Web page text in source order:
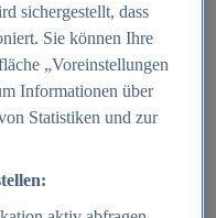
sichergestellt, dass
Sie können Ihre
„Voreinstellungen
Informationen über
Statistiken und zur